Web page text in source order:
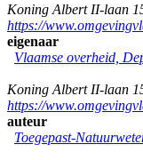
Koning Albert II-laan
https://
eigenaar
Vlaamse overheid,
Koning Albert II-laan
https://
auteur
Toegepast-